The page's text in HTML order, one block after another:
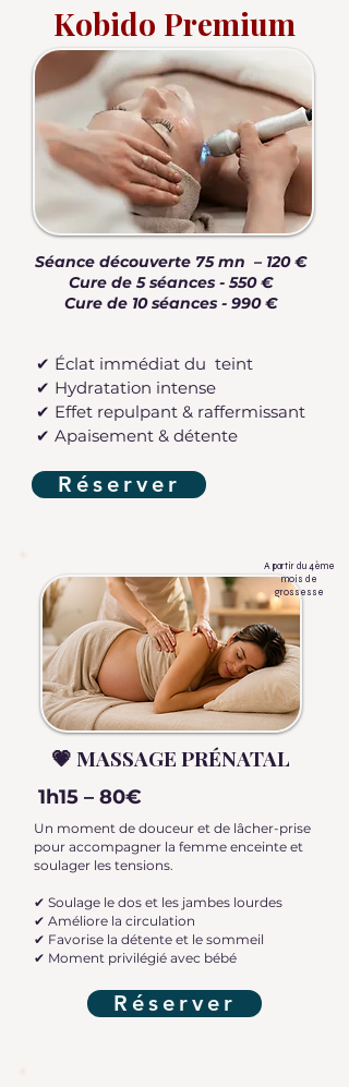
Kobido Premium
Séance découverte 75 mn – 120 €
Cure de 5 séances - 550 €
Cure de 10 séances - 990 €
✔ Éclat immédiat du teint
✔ Hydratation intense
✔ Effet repulpant & raffermissant
✔ Apaisement & détente
Réserver
A partir du 4ème
mois de
grossesse
💗 MASSAGE PRÉNATAL
1h15 – 80€
Un moment de douceur et de lâcher-prise
pour accompagner la femme enceinte et
soulager les tensions.
✔ Soulage le dos et les jambes lourdes
✔ Améliore la circulation
✔ Favorise la détente et le sommeil
✔ Moment privilégié avec bébé
Réserver